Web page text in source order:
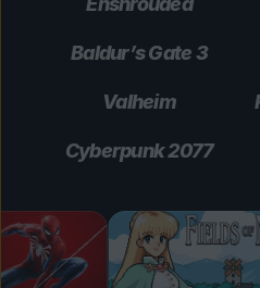
Baldur’s Gate 3
Valheim
Cyberpunk 2077